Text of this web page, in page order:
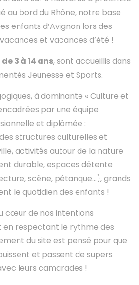
au bord du Rhône, notre base
enfants d’Avignon lors des
et vacances d’été !
3 à 14 ans, sont accueillis dans
Jeunesse et Sports.
à dominante « Culture et
par une équipe
et diplômée :
structures culturelles et
activités autour de la nature
durable, espaces détente
scène, pétanque…), grands
le quotidien des enfants !
cœur de nos intentions
en respectant le rythme des
du site est pensé pour que
et passent de supers
leurs camarades !